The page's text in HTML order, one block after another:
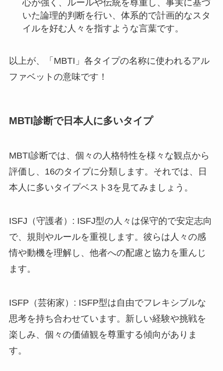
心が強く、ルールや伝統を尊重し、事実に基づ
いた論理的判断を行い、体系的で計画的なスタ
イルを好む人々を指すような言葉です。
以上が、「MBTI」各タイプの名称に使われるアル
ファベットの意味です！
MBTI診断で日本人に多いタイプ
MBTI診断では、個々の人格特性を様々な観点から
評価し、16のタイプに分類します。それでは、日
本人に多いタイプベスト3を見てみましょう。
ISFJ（守護者）: ISFJ型の人々は保守的で安定志向
で、規則やルールを重視します。彼らは人々の感
情や動機を理解し、他者への配慮と協力を重んじ
ます。
ISFP（芸術家）: ISFP型は自由でフレキシブルな
思考を持ち合わせています。新しい経験や挑戦を
楽しみ、個々の価値観を尊重する傾向がありま
す。